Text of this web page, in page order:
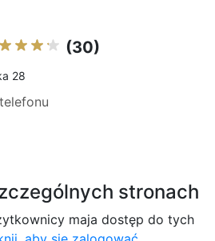
(30)
28
stronach
maja dostęp do tych